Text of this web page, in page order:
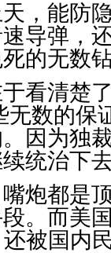
，能防
导弹，
的无数
看清楚
无数的保
因为独
统治下
炮都是
。而美
被国内